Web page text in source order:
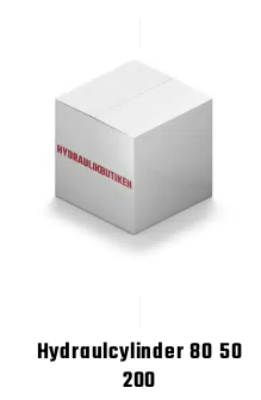
Hydraulcylinder 80 50
200